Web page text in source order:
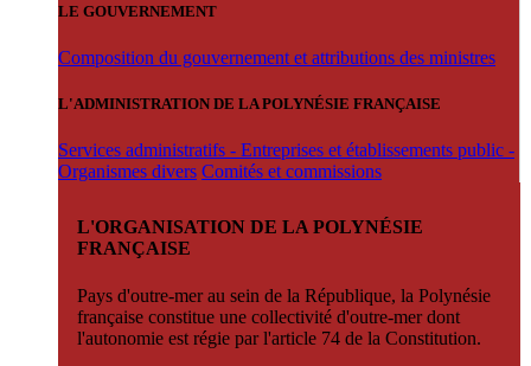
LE GOUVERNEMENT
Composition du gouvernement et attributions des ministres
L'ADMINISTRATION DE LA POLYNÉSIE FRANÇAISE
Services administratifs - Entreprises et établissements public -
Organismes divers Comités et commissions
L'ORGANISATION DE LA POLYNÉSIE
FRANÇAISE
Pays d'outre-mer au sein de la République, la Polynésie
française constitue une collectivité d'outre-mer dont
l'autonomie est régie par l'article 74 de la Constitution.